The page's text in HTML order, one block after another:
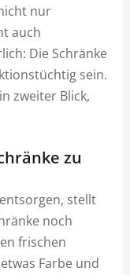
nur
auch
Die Schränke
sein.
zweiter Blick,
zu
stellt
noch
frischen
Farbe und